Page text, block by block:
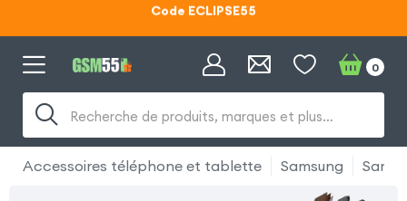
Code ECLIPSE55
Lunettes d'éclipse OFFERTES
Code ECLIPSE55
Recherche de produits, marques et plus…
0
Accessoires téléphone et tablette Samsung